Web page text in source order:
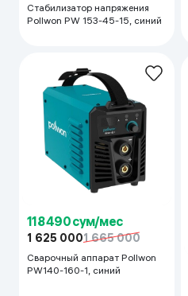
Стабилизатор напряжения
Pollwon PW 153-45-15, синий
118 490 сум/мес
1 625 0001 665 000
Сварочный аппарат Pollwon
PW140-160-1, синий